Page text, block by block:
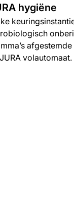
hygiëne
volautomaat.